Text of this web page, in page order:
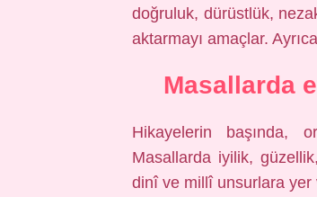
doğruluk, dürüstlük,
aktarmayı amaçlar.
Masallarda
Hikayelerin başında,
Masallarda iyilik,
dinî ve millî unsurlara yer